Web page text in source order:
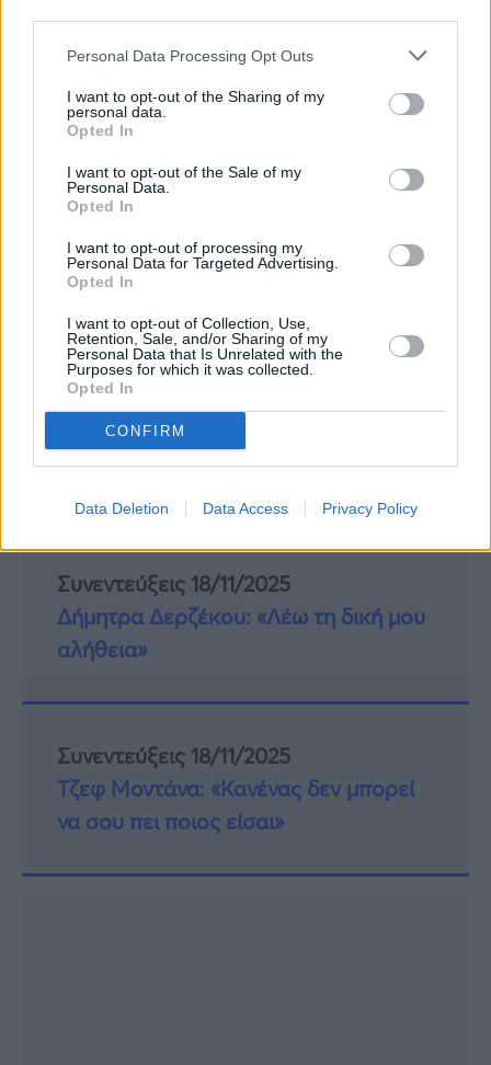
Personal Data Processing Opt Outs
I want to opt-out of the Sharing of my
personal data.
Opted In
I want to opt-out of the Sale of my
Personal Data.
Opted In
I want to opt-out of processing my
Personal Data for Targeted Advertising.
Opted In
I want to opt-out of Collection, Use,
Retention, Sale, and/or Sharing of my
Personal Data that Is Unrelated with the
Purposes for which it was collected.
Opted In
CONFIRM
Data Deletion Data Access Privacy Policy
Παράλληλα, διεξάγεται έρευνα από τις
στρατιωτικές αρχές, προκειμένου να
διαπιστωθούν πλήρως οι συνθήκες κάτω
από τις οποίες επήλθε ο θάνατος του
Συνεντεύξεις 18/11/2025
Δήμητρα Δερζέκου: «Λέω τη δική μου
αλήθεια»
Συνεντεύξεις 18/11/2025
Τζεφ Μοντάνα: «Κανένας δεν μπορεί
να σου πει ποιος είσαι»